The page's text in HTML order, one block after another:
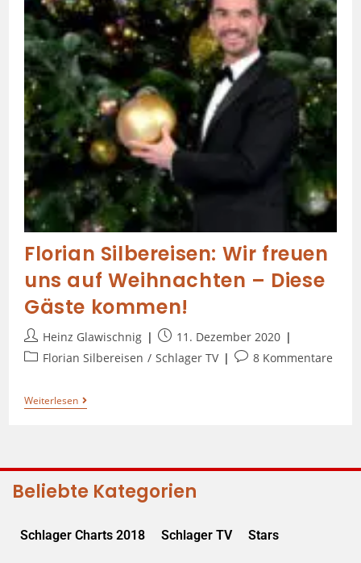
Florian Silbereisen: Wir freuen
uns auf Weihnachten – Diese
Gäste kommen!
Heinz Glawischnig
11. Dezember 2020
Florian Silbereisen / Schlager TV 8 Kommentare
Weiterlesen
Beliebte Kategorien
Schlager Charts 2018 Schlager TV Stars